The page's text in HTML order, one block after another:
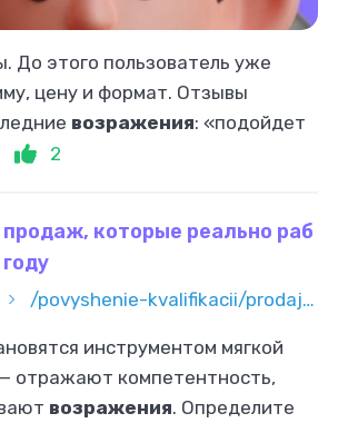
До этого пользователь уже
цену и формат. Отзывы
возражения: «подойдет
ли время», «есть ли
2
которые реально раб
/povyshenie-kvalifikacii/prodaji/top-7-tehnik-prodaj-kotorye-realno-rabotayut-v-2025-godu
инструментом мягкой
отражают компетентность,
возражения. Определите